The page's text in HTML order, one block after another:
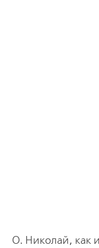
О. Николай, как